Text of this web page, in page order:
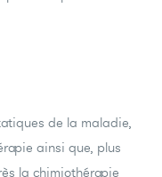
de la maladie,
ainsi que, plus
la chimiothérapie